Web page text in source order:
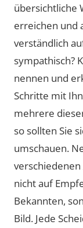
übersichtliche
erreichen und
verständlich
sympathisch?
nennen und
Schritte mit
mehrere
so sollten Sie
umschauen.
verschiedenen
nicht auf
Bekannten,
Bild. Jede